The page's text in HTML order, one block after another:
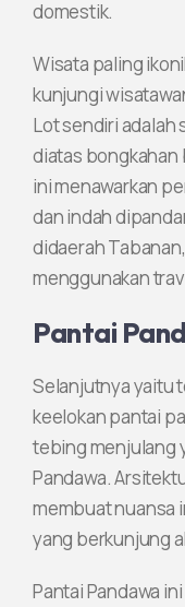
domestik.
Wisata paling
kunjungi
Lot sendiri adalah
diatas
ini menawarkan
dan indah
didaerah
menggunakan
Pantai
Selanjutnya yaitu
keelokan pantai
tebing menjulang
Pandawa.
membuat nuansa
yang berkunjung
Pantai Pandawa